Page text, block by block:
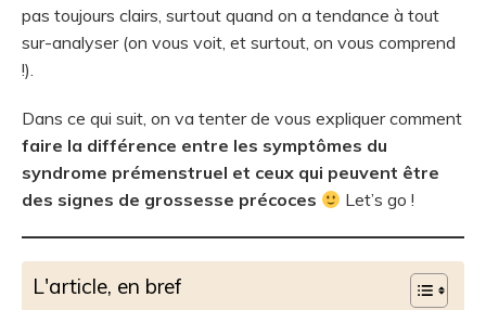
pas toujours clairs, surtout quand on a tendance à tout
sur-analyser (on vous voit, et surtout, on vous comprend
!).
Dans ce qui suit, on va tenter de vous expliquer comment
faire la différence entre les symptômes du
syndrome prémenstruel et ceux qui peuvent être
des signes de grossesse précoces
Let’s go !
L'article, en bref